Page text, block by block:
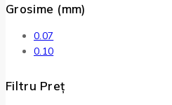
Grosime (mm)
0.07
0.10
Filtru Preț